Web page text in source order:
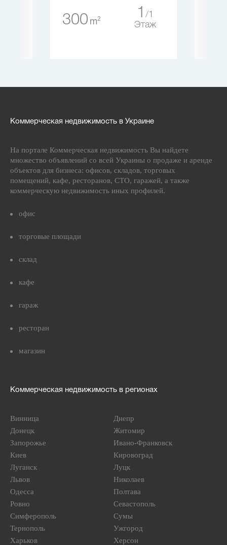
300 m2 1
1
Этаж
Коммерческая недвижимость в Украине
На портале Коммерческая недвижимость Вы найдете
множество объявлений со всей Украины о продаже и аренде
объектов для бизнеса: офисов, складов, торговых
помещений, кафе, ресторанов, СТО, гаражей, а также
коммерческую недвижимость иных профилей.
офис
торговые площади
склад
кафе
гараж
ресторан
магазин
Коммерческая недвижимость в регионах
Винница
Днепр
Донецк
Житомир
Запорожье
Ивано-Франковск
Киев
Кировоград
Луганск
Луцк
Львов
Николаев
Одесса
Полтава
Ровно
Севастополь
Симферополь
Сумы
Тернополь
Ужгород
Харьков
Херсон